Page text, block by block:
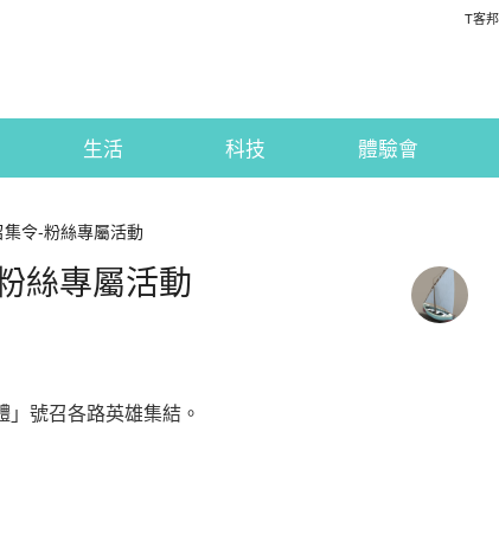
T客邦
生活 科技 體驗會
令-粉絲專屬活動
絲專屬活動
號召各路英雄集結。